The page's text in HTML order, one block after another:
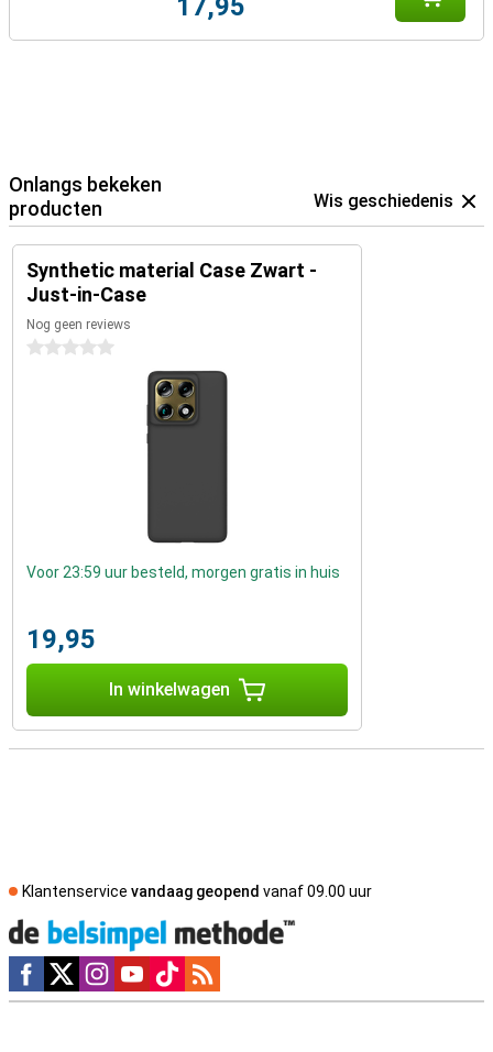
17,95
Onlangs bekeken
producten
Wis geschiedenis
Synthetic material Case Zwart -
Just-in-Case
Nog geen reviews
0 sterren
Voor 23:59 uur besteld, morgen gratis in huis
19,95
In winkelwagen
Klantenservice vandaag geopend vanaf 09.00 uur
Social media